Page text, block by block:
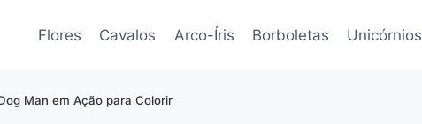
Flores Cavalos Arco-Íris Borboletas Unicórnios
Man em Ação para Colorir